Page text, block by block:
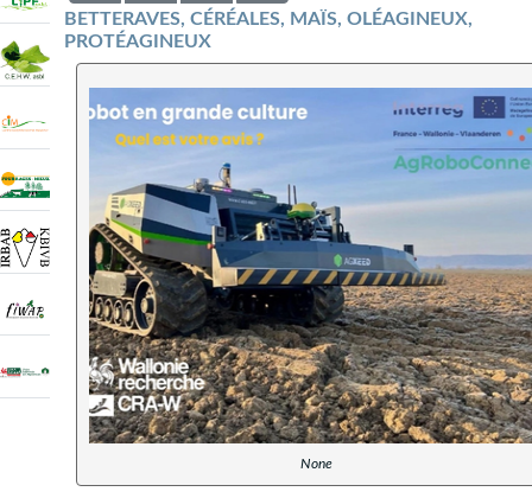
BETTERAVES, CÉRÉALES, MAÏS, OLÉAGINEUX,
PROTÉAGINEUX
None